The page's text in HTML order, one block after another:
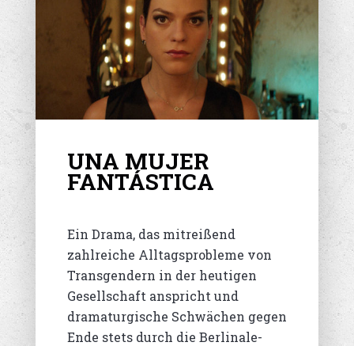
UNA MUJER
FANTÁSTICA
Ein Drama, das mitreißend
zahlreiche Alltagsprobleme von
Transgendern in der heutigen
Gesellschaft anspricht und
dramaturgische Schwächen gegen
Ende stets durch die Berlinale-